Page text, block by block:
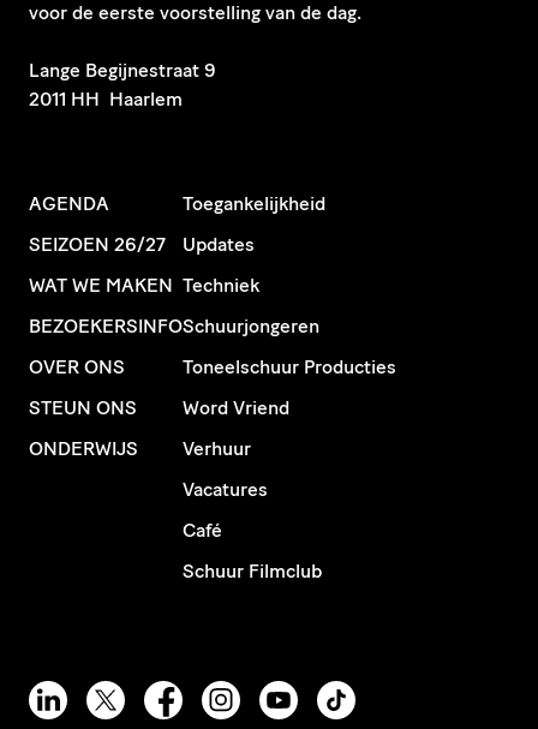
voor de eerste voorstelling van de dag.
​Lange Begijnestraat 9
2011 HH Haarlem
AGENDA
SEIZOEN 26/27
WAT WE MAKEN
BEZOEKERSINFO
OVER ONS
STEUN ONS
ONDERWIJS
Toegankelijkheid
Updates
Techniek
Schuurjongeren
Toneelschuur Producties
Word Vriend
Verhuur
Vacatures
Café
Schuur Filmclub